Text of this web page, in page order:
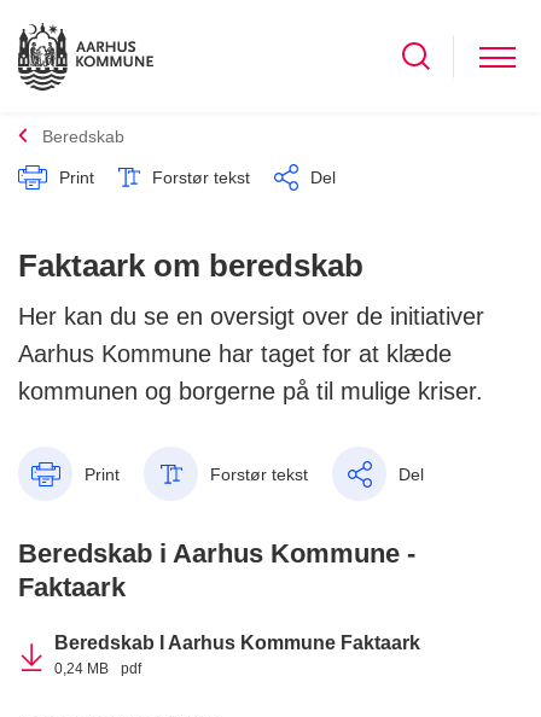
Beredskab
Print Forstør tekst Del
Faktaark om beredskab
Her kan du se en oversigt over de initiativer
Aarhus Kommune har taget for at klæde
kommunen og borgerne på til mulige kriser.
Print Forstør tekst Del
Beredskab i Aarhus Kommune -
Faktaark
Beredskab I Aarhus Kommune Faktaark
0,24 MB pdf